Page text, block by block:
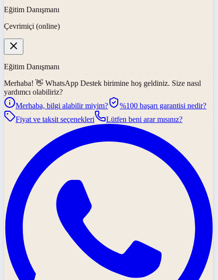
Eğitim Danışmanı
Çevrimiçi (online)
Eğitim Danışmanı
Merhaba! 👋 WhatsApp Destek birimine hoş geldiniz. Size nasıl
yardımcı olabiliriz?
Merhaba, bilgi alabilir miyim?
%100 başarı garantisi nedir?
Fiyat ve taksit seçenekleri
Lütfen beni arar mısınız?